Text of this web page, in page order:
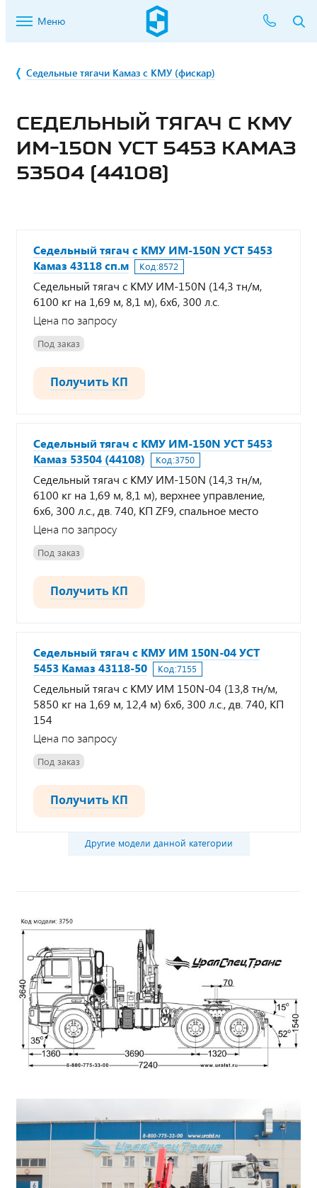
Меню
Седельные тягачи Камаз с КМУ (фискар)
СЕДЕЛЬНЫЙ ТЯГАЧ С КМУ
ИМ-150N УСТ 5453 КАМАЗ
53504 (44108)
Седельный тягач с КМУ ИМ-150N УСТ 5453
Камаз 43118 сп.м
Код:8572
Седельный тягач с КМУ ИМ-150N (14,3 тн/м,
6100 кг на 1,69 м, 8,1 м), 6х6, 300 л.с.
Цена по запросу
Под заказ
Получить КП
Седельный тягач с КМУ ИМ-150N УСТ 5453
Камаз 53504 (44108)
Код:3750
Седельный тягач с КМУ ИМ-150N (14,3 тн/м,
6100 кг на 1,69 м, 8,1 м), верхнее управление,
6х6, 300 л.с., дв. 740, КП ZF9, спальное место
Цена по запросу
Под заказ
Получить КП
Седельный тягач с КМУ ИМ 150N-04 УСТ
5453 Камаз 43118-50
Код:7155
Седельный тягач с КМУ ИМ 150N-04 (13,8 тн/м,
5850 кг на 1,69 м, 12,4 м) 6х6, 300 л.с., дв. 740, КП
154
Цена по запросу
Под заказ
Получить КП
Другие модели данной категории